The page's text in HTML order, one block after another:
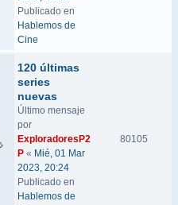
Publicado en
Hablemos de
Cine
120 últimas
series
nuevas
Último mensaje
por
ExploradoresP2
P « Mié, 01 Mar
2023, 20:24
Publicado en
Hablemos de
80105